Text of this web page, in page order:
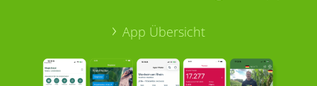
App Übersicht